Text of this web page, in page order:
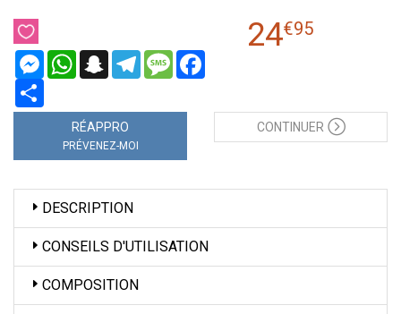
MessengerWhatsAppSnapchatTelegramMessage
24€95
RÉAPPRO
PRÉVENEZ-MOI
CONTINUER
DESCRIPTION
CONSEILS D'UTILISATION
COMPOSITION